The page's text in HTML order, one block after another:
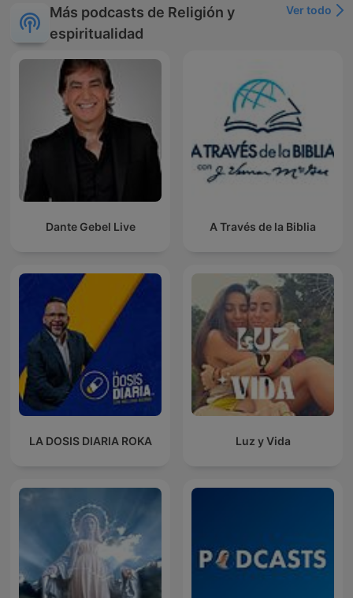
Más podcasts de Religión y
espiritualidad
Ver todo
Dante Gebel Live A Través de la Biblia
LA DOSIS DIARIA ROKA Luz y Vida